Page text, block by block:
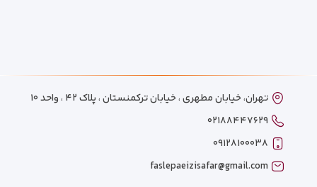
تهران، خیابان مطهری ، خیابان ترکمنستان ، پلاک ۴۲ ، واحد ۱۰
۰۲۱۸۸۴۴۷۶۲۹
۰۹۱۲۸۱۰۰۰۳۸
faslepaeizisafar@gmail.com